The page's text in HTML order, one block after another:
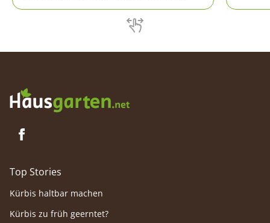
unter bestimmten erlauben. Was es
darüber zu wissen gilt, steht hier.
Top Stories
Kürbis haltbar machen
Kürbis zu früh geerntet?